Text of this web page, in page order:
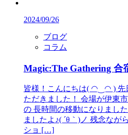
2024/09/26
ブログ
コラム
Magic:The Gathering 合
皆様！こんにちは( ◠‿◠ ) 先
ただきました！ 会場が伊東
の 長時間の移動になりまし
ましたよ♪( ´θ｀)ノ 残念なが
ショ […]